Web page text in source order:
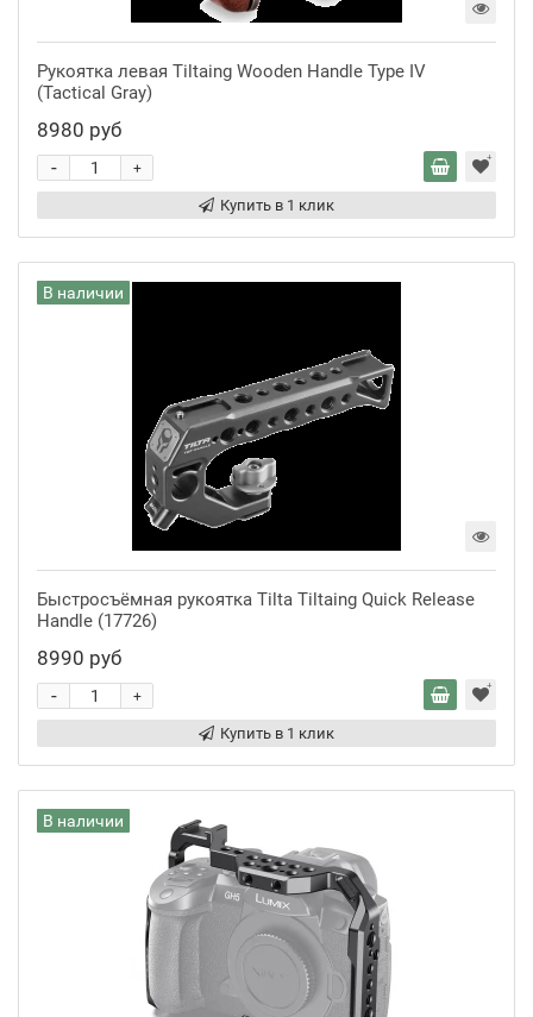
Рукоятка левая Tiltaing Wooden Handle Type IV
(Tactical Gray)
8980 руб
+
-
Купить в 1 клик
В наличии
Быстросъёмная рукоятка Tilta Tiltaing Quick Release
Handle (17726)
8990 руб
+
-
Купить в 1 клик
В наличии